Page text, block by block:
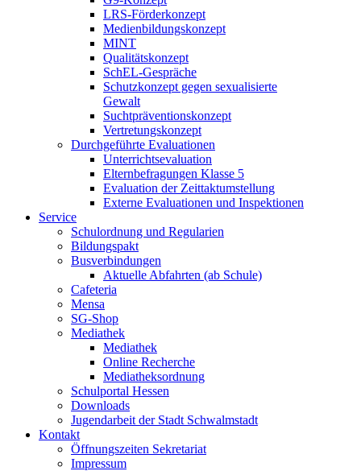
LRS-Förderkonzept
Medienbildungskonzept
MINT
Qualitätskonzept
SchEL-Gespräche
Schutzkonzept gegen sexualisierte
Gewalt
Suchtpräventionskonzept
Vertretungskonzept
Durchgeführte Evaluationen
Unterrichtsevaluation
Elternbefragungen Klasse 5
Evaluation der Zeittaktumstellung
Externe Evaluationen und Inspektionen
Service
Schulordnung und Regularien
Bildungspakt
Busverbindungen
Aktuelle Abfahrten (ab Schule)
Cafeteria
Mensa
SG-Shop
Mediathek
Mediathek
Online Recherche
Mediatheksordnung
Schulportal Hessen
Downloads
Jugendarbeit der Stadt Schwalmstadt
Kontakt
Öffnungszeiten Sekretariat
Impressum